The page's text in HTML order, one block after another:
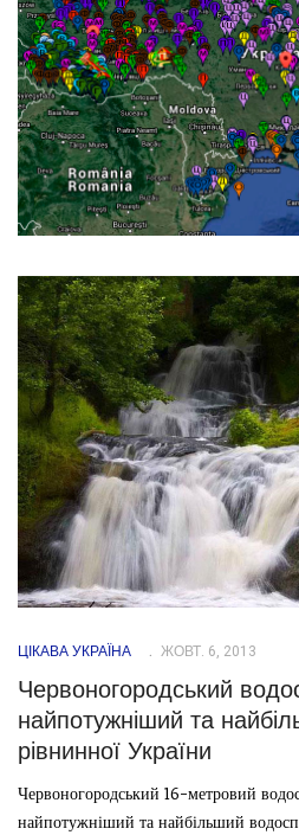
ЦІКАВА УКРАЇНА ЖОВТ. 6, 2013
Червоногородський
найпотужніший та
рівнинної України
Червоногородський 16-метровий
найпотужніший та найбільший